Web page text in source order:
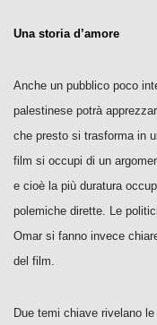
Una storia d’amore
Anche un pubblico poco
palestinese potrà
che presto si trasforma in
film si occupi di un
e cioè la più duratura
polemiche dirette. Le
Omar si fanno invece
del film.
Due temi chiave rivelano